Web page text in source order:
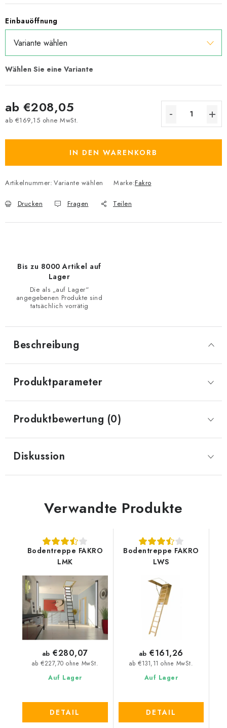
Einbauöffnung
ab €208,05
ab €169,15 ohne MwSt.
IN DEN WARENKORB
Artikelnummer: Variante wählen Marke:Fakro
Drucken Fragen Teilen
Bis zu 8000 Artikel auf
Lager
Die als „auf Lager“
angegebenen Produkte sind
tatsächlich vorrätig
Beschreibung
Produktparameter
Produktbewertung (0)
Diskussion
Verwandte Produkte
Bodentreppe FAKRO
LMK
Auf Lager
ab €227,70 ohne MwSt.
ab €280,07
DETAIL
Bodentreppe FAKRO
LWS
Auf Lager
ab €131,11 ohne MwSt.
ab €161,26
DETAIL